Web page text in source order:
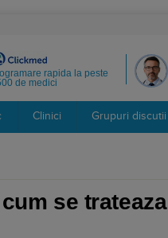
rapida la peste
de medici
Clinici Grupuri discutii
se trateaza